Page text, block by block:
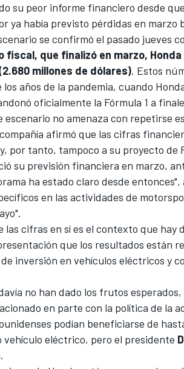
su peor informe financiero desde
ya había previsto pérdidas en marzo
se confirmó el pasado jueves
fiscal, que finalizó en marzo,
millones de dólares). Estos
años de la pandemia, cuando
oficialmente la Fórmula 1 a
escenario no amenaza con repetirse
afirmó que las cifras
y, por tanto, tampoco a su proyecto de
su previsión financiera en marzo,
ha estado claro desde entonces",
en las actividades de
las cifras en sí es el contexto que hay
que los resultados están
inversión en vehículos eléctricos y
no han dado los frutos
en parte con la política de la
podían beneficiarse de
eléctrico, pero el presidente